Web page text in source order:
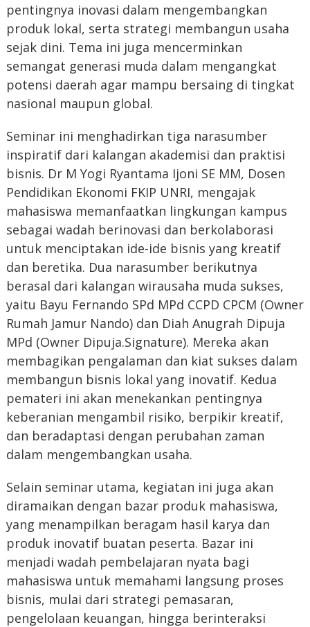
pentingnya inovasi dalam mengembangkan
produk lokal, serta strategi membangun usaha
sejak dini. Tema ini juga mencerminkan
semangat generasi muda dalam mengangkat
potensi daerah agar mampu bersaing di tingkat
nasional maupun global.
Seminar ini menghadirkan tiga narasumber
inspiratif dari kalangan akademisi dan praktisi
bisnis. Dr M Yogi Ryantama Ijoni SE MM, Dosen
Pendidikan Ekonomi FKIP UNRI, mengajak
mahasiswa memanfaatkan lingkungan kampus
sebagai wadah berinovasi dan berkolaborasi
untuk menciptakan ide-ide bisnis yang kreatif
dan beretika. Dua narasumber berikutnya
berasal dari kalangan wirausaha muda sukses,
yaitu Bayu Fernando SPd MPd CCPD CPCM (Owner
Rumah Jamur Nando) dan Diah Anugrah Dipuja
MPd (Owner Dipuja.Signature). Mereka akan
membagikan pengalaman dan kiat sukses dalam
membangun bisnis lokal yang inovatif. Kedua
pemateri ini akan menekankan pentingnya
keberanian mengambil risiko, berpikir kreatif,
dan beradaptasi dengan perubahan zaman
dalam mengembangkan usaha.
Selain seminar utama, kegiatan ini juga akan
diramaikan dengan bazar produk mahasiswa,
yang menampilkan beragam hasil karya dan
produk inovatif buatan peserta. Bazar ini
menjadi wadah pembelajaran nyata bagi
mahasiswa untuk memahami langsung proses
bisnis, mulai dari strategi pemasaran,
pengelolaan keuangan, hingga berinteraksi